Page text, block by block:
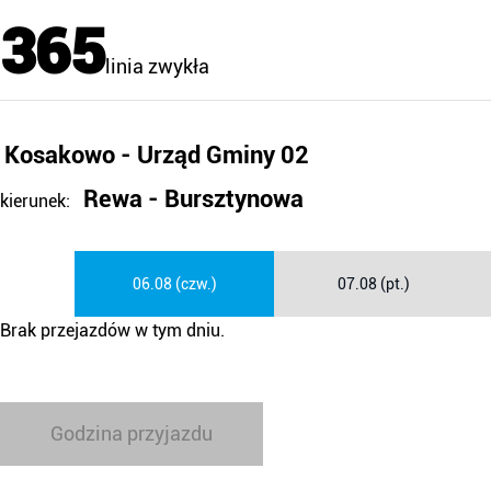
365linia zwykła
Kosakowo - Urząd Gminy 02
kierunek: Rewa - Bursztynowa
06.08 (czw.) 07.08 (pt.)
Brak przejazdów w tym dniu.
Godzina przyjazdu